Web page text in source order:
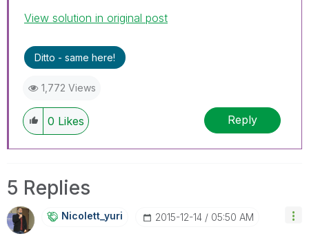
View solution in original post
Ditto - same here!
1,772 Views
0 Likes Reply
5 Replies
Nicolett_yuri ‎2015-12-14 05:50 AM